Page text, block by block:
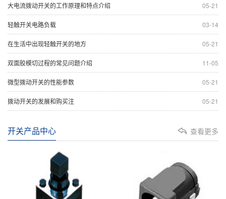
05-21
大电流拨动开关的工作原理和特点介绍
03-14
轻触开关电路负载
05-21
在生活中出现轻触开关的地方
11-05
双面胶模切过程的常见问题介绍
05-21
微型拨动开关的性能参数
05-21
拨动开关的发展和购买注
查看更多
开关产品中心